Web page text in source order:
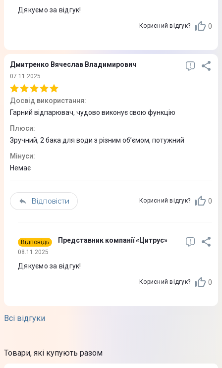
Тип управління
Фізичні характеристики
Довжина шнура
2,5 м
Габарити (ВхШхГ)
14,1 x 12,9 x 35,5 см
Колір
Чорний
Гарантійний талон
Інструкція
Юридична інформація
Товар може відрізнятись від представленого на фото,
характеристики та комплектація можуть бути змінені
Iнструкцiя
Iнструкцiя
Дякуємо за відгук!
Корисний відгук? 0
Дмитренко Вячеслав Владимирович
07.11.2025
Досвід використання:
Гарний відпарювач, чудово виконує свою функцію
Плюси:
Зручний, 2 бака для води з різним обʼємом, потужний
Мінуси:
Немає
Відповісти Корисний відгук? 0
Відповідь Представник компанії «Цитрус»
08.11.2025
Дякуємо за відгук!
Корисний відгук? 0
Всі відгуки
Товари, які купують разом